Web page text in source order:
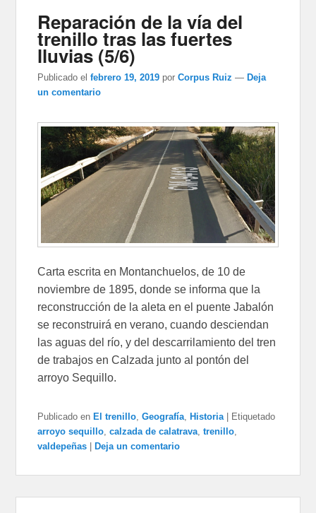
Reparación de la vía del
trenillo tras las fuertes
lluvias (5/6)
Publicado el febrero 19, 2019 porCorpus Ruiz — Deja
un comentario
Carta escrita en Montanchuelos, de 10 de
noviembre de 1895, donde se informa que la
reconstrucción de la aleta en el puente Jabalón
se reconstruirá en verano, cuando desciendan
las aguas del río, y del descarrilamiento del tren
de trabajos en Calzada junto al pontón del
arroyo Sequillo.
Publicado en El trenillo,Geografía, Historia
Etiquetado
arroyo sequillo,calzada de calatrava,trenillo,
valdepeñas
Deja un comentario